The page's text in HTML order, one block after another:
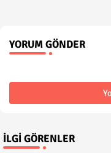
YORUM GÖNDER
İLGI GÖRENLER